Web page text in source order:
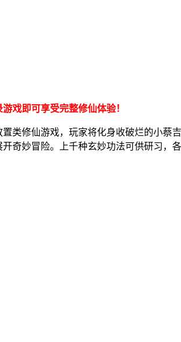
戏即可享受完整修仙体验！
置类修仙游戏，玩家将化身收破烂的小
奇妙冒险。上千种玄妙功法可供研习，